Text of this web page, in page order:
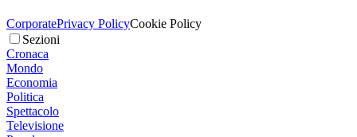
CorporatePrivacy PolicyCookie Policy
Sezioni
Cronaca
Mondo
Economia
Politica
Spettacolo
Televisione